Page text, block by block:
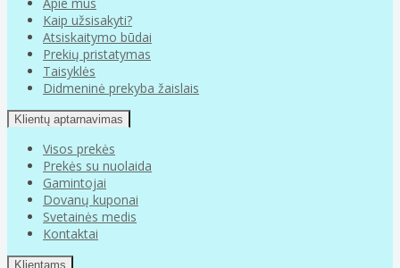
Kaip užsisakyti?
Atsiskaitymo būdai
Prekių pristatymas
Taisyklės
Didmeninė prekyba žaislais
Klientų aptarnavimas
Visos prekės
Prekės su nuolaida
Gamintojai
Dovanų kuponai
Svetainės medis
Kontaktai
Klientams